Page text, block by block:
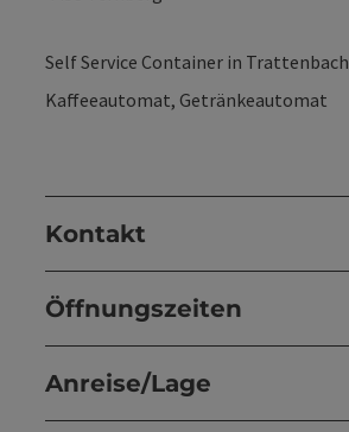
Self Service Container in Trattenbach
Kaffeeautomat, Getränkeautomat
Kontakt
Öffnungszeiten
Anreise/Lage